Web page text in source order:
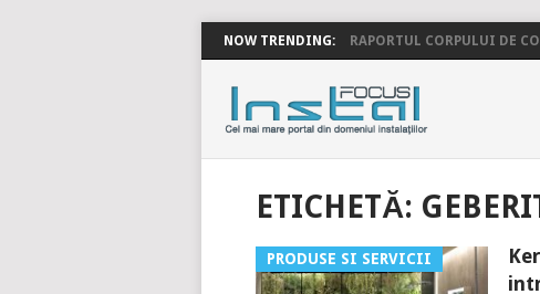
NOW TRENDING: RAPORTUL CORPULUI DE
INSTALFOCUS
ETICHETĂ:
PRODUSE SI SERVICII